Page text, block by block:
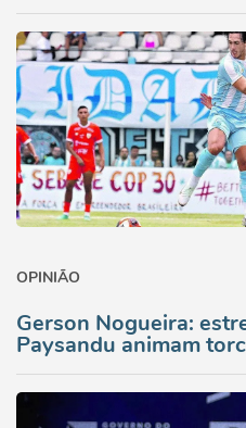
OPINIÃO
Gerson Nogueira:
Paysandu animam